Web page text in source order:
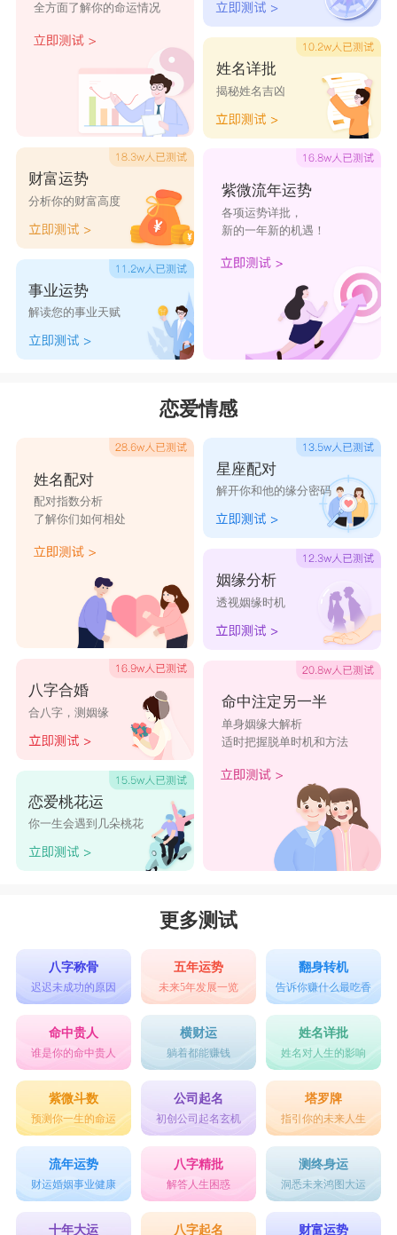
星座乐原创文章，转载需注明出处
全方面了解你的命运情况
财富运势
分析你的财富高度
事业运势
解读您的事业天赋
姓名详批
揭秘姓名吉凶
紫微流年运势
各项运势详批，
新的一年新的机遇！
恋爱情感
姓名配对
配对指数分析
了解你们如何相处
八字合婚
合八字，测姻缘
恋爱桃花运
你一生会遇到几朵桃花
星座配对
解开你和他的缘分密码
姻缘分析
透视姻缘时机
命中注定另一半
单身姻缘大解析
适时把握脱单时机和方法
更多测试
八字称骨
迟迟未成功的原因
五年运势
未来5年发展一览
翻身转机
告诉你赚什么最吃香
命中贵人
谁是你的命中贵人
横财运
躺着都能赚钱
姓名详批
姓名对人生的影响
紫微斗数
预测你一生的命运
公司起名
初创公司起名玄机
塔罗牌
指引你的未来人生
流年运势
财运婚姻事业健康
八字精批
解答人生困惑
测终身运
洞悉未来鸿图大运
十年大运 八字起名 财富运势